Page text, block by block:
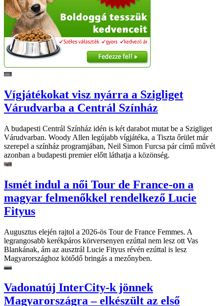
Vígjátékokat visz nyárra a Szigliget
Várudvarba a Centrál Színház
A budapesti Centrál Színház idén is két darabot mutat be a Szigliget
Várudvarban. Woody Allen legújabb vígjátéka, a Tiszta őrület már
szerepel a színház programjában, Neil Simon Furcsa pár című művét
azonban a budapesti premier előtt láthatja a közönség.
Ismét indul a női Tour de France-on a
magyar felmenőkkel rendelkező Lucie
Fityus
Augusztus elején rajtol a 2026-ös Tour de France Femmes. A
legrangosabb kerékpáros körversenyen ezúttal nem lesz ott Vas
Blankának, ám az ausztrál Lucie Fityus révén ezúttal is lesz
Magyarországhoz kötődő bringás a mezőnyben.
Vadonatúj InterCity-k jönnek
Magyarországra – elkészült az első